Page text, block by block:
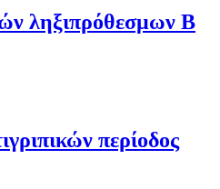
ληξιπρόθεσμων Β
περίοδος